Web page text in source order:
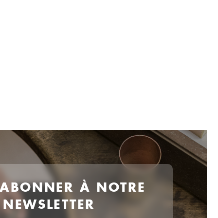
À NOTRE
NEWSLETTER